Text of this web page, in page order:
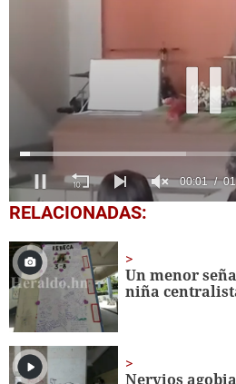
0
seconds
1
minute,
1
second
RELACIONADAS:
Un menor
niña
Nervios